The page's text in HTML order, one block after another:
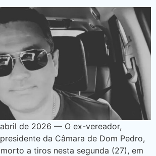
abril de 2026 — O ex-vereador,
da Câmara de Dom Pedro,
a tiros nesta segunda (27), em